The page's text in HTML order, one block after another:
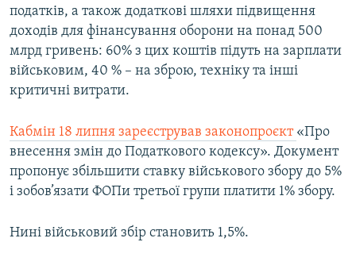
податків, а також додаткові шляхи підвищення
доходів для фінансування оборони на понад 500
млрд гривень: 60% з цих коштів підуть на зарплати
військовим, 40 % – на зброю, техніку та інші
критичні витрати.
Кабмін 18 липня зареєстрував законопроєкт «Про
внесення змін до Податкового кодексу». Документ
пропонує збільшити ставку військового збору до 5%
і зобов’язати ФОПи третьої групи платити 1% збору.
Нині військовий збір становить 1,5%.